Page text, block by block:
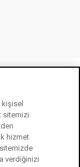
kişisel
sitemizi
hizmet
sitemizde
verdiğinizi